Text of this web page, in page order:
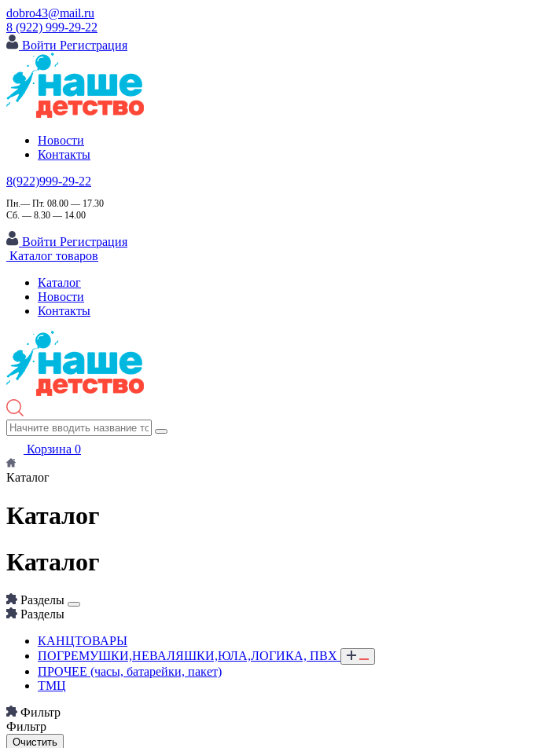
dobro43@mail.ru
8 (922) 999-29-22
Войти Регистрация
Новости
Контакты
8(922)999-29-22
Пн.— Пт. 08.00 — 17.30
Сб. — 8.30 — 14.00
Войти Регистрация
Каталог товаров
Каталог
Новости
Контакты
Корзина 0
Каталог
Каталог
Каталог
Разделы
Разделы
КАНЦТОВАРЫ
ПОГРЕМУШКИ,НЕВАЛЯШКИ,ЮЛА,ЛОГИКА, ПВХ
ПРОЧЕЕ (часы, батарейки, пакет)
ТМЦ
Фильтр
Фильтр